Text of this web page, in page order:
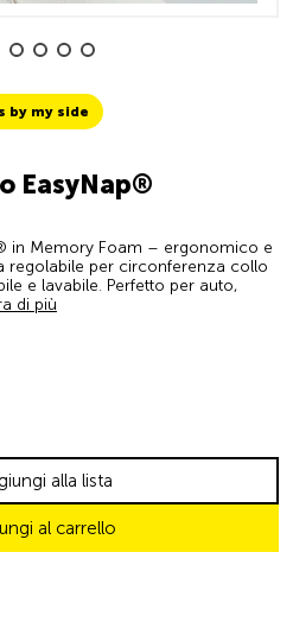
by my side
EasyNap®
in Memory Foam – ergonomico e
regolabile per circonferenza collo
e lavabile. Perfetto per auto,
di più
al carrello
alla lista